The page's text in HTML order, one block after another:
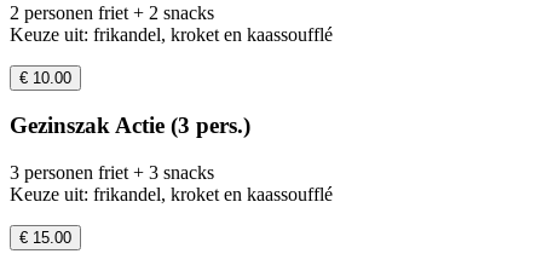
2 personen friet + 2 snacks
Keuze uit: frikandel, kroket en kaassoufflé
€ 10.00
Gezinszak Actie (3 pers.)
3 personen friet + 3 snacks
Keuze uit: frikandel, kroket en kaassoufflé
€ 15.00